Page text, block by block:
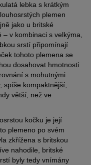
lebka s krátkým
plemen
jako u britské
– v kombinaci s velkýma,
srstí připomínají
tohoto plemena se
dosahovat hmotnosti
s mohutnými
spíše kompaktnější,
větší, než ve
kočku je její
plemeno po svém
zkřížena s britskou
nahodile, britské
byly tedy vnímány